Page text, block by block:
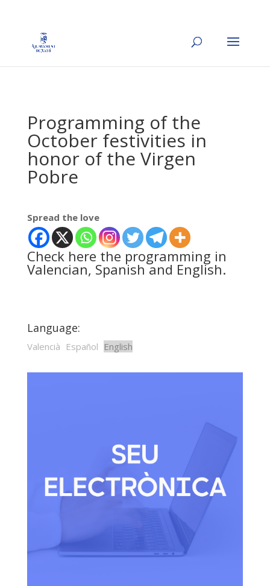
Programming of the
October festivities in
honor of the Virgen
Pobre
Spread the love
Check here the programming in
Valencian, Spanish and English.
Language:
Valencià Español English